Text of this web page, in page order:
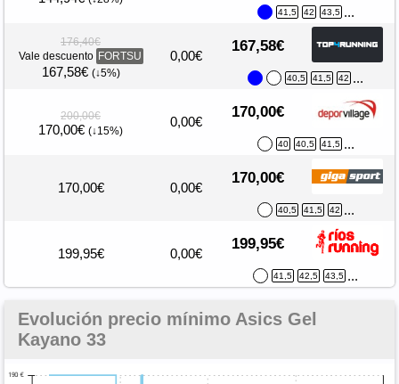
41,5 42 43,5 ...
176,40€
Vale descuento FORTSU
167,58€ (↓5%)
0,00€
167,58€
40,5 41,5 42 ...
200,00€
170,00€ (↓15%)
0,00€
170,00€
40 40,5 41,5 ...
170,00€ 0,00€
170,00€
40,5 41,5 42 ...
199,95€ 0,00€
199,95€
41,5 42,5 43,5 ...
Evolución precio mínimo Asics Gel
Kayano 33